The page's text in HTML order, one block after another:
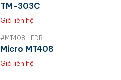
TM-303C
Giá liên hệ
#MT408 | FDB
Micro MT408
Giá liên hệ